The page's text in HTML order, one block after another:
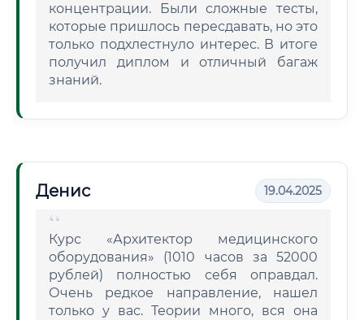
концентрации. Были сложные тесты,
которые пришлось пересдавать, но это
только подхлестнуло интерес. В итоге
получил диплом и отличный багаж
знаний.
Денис 19.04.2025
Курс «Архитектор медицинского
оборудования» (1010 часов за 52000
рублей) полностью себя оправдал.
Очень редкое направление, нашел
только у вас. Теории много, вся она